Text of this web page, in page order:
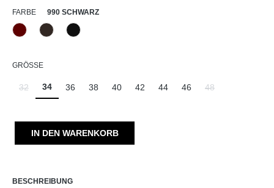
FARBEAUSWÄHLEN
990 SCHWARZ
588 Barolo
(Diese Option ist zurzeit nicht verfügbar.)
690 Dunkelbraun
990 Schwarz
GRÖSSE AUSWÄHLEN
32 34 36 38 40 42 44 46 48
IN DEN WARENKORB
BESCHREIBUNG